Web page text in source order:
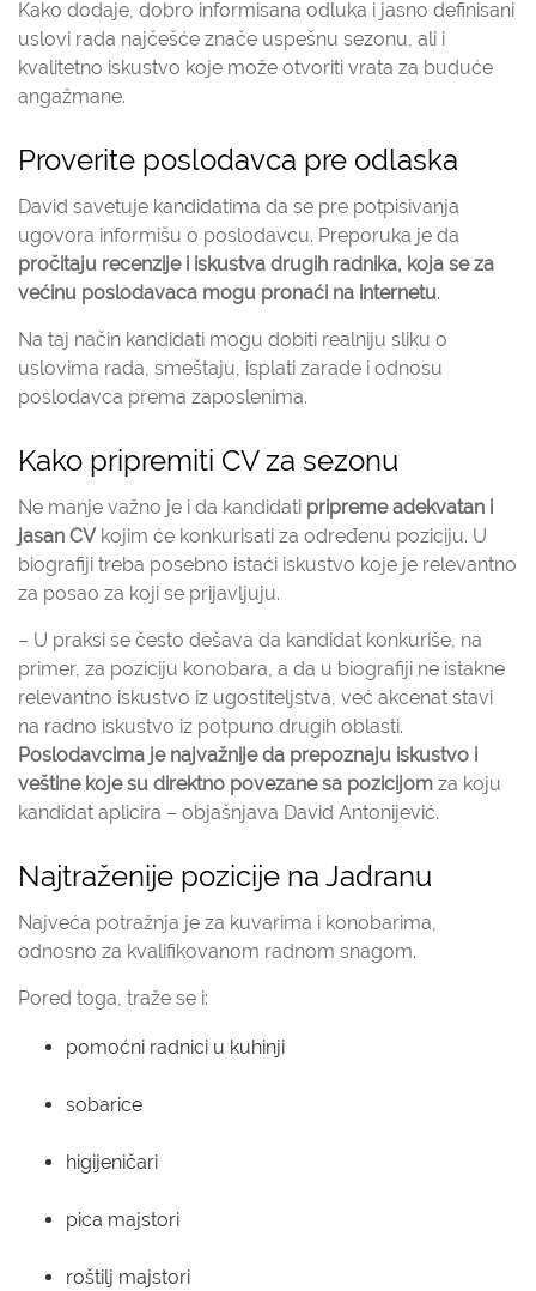
Kako dodaje, dobro informisana odluka i jasno definisani
uslovi rada najčešće znače uspešnu sezonu, ali i
kvalitetno iskustvo koje može otvoriti vrata za buduće
angažmane.
Proverite poslodavca pre odlaska
David savetuje kandidatima da se pre potpisivanja
ugovora informišu o poslodavcu. Preporuka je da
pročitaju recenzije i iskustva drugih radnika, koja se za
većinu poslodavaca mogu pronaći na internetu.
Na taj način kandidati mogu dobiti realniju sliku o
uslovima rada, smeštaju, isplati zarade i odnosu
poslodavca prema zaposlenima.
Kako pripremiti CV za sezonu
Ne manje važno je i da kandidati pripreme adekvatan i
jasan CV kojim će konkurisati za određenu poziciju. U
biografiji treba posebno istaći iskustvo koje je relevantno
za posao za koji se prijavljuju.
– U praksi se često dešava da kandidat konkuriše, na
primer, za poziciju konobara, a da u biografiji ne istakne
relevantno iskustvo iz ugostiteljstva, već akcenat stavi
na radno iskustvo iz potpuno drugih oblasti.
Poslodavcima je najvažnije da prepoznaju iskustvo i
veštine koje su direktno povezane sa pozicijom za koju
kandidat aplicira – objašnjava David Antonijević.
Najtraženije pozicije na Jadranu
Najveća potražnja je za kuvarima i konobarima,
odnosno za kvalifikovanom radnom snagom.
Pored toga, traže se i:
pomoćni radnici u kuhinji
sobarice
higijeničari
pica majstori
roštilj majstori